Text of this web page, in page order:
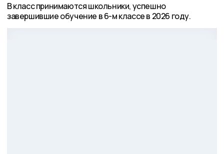
В класс принимаются школьники, успешно
завершившие обучение в 6-м классе в 2026 году.